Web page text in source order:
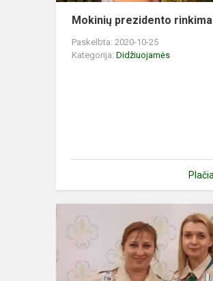
Mokinių prezidento
Paskelbta: 2020-10-25
Kategorija: Didžiuojamės